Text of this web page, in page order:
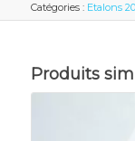
Catégories : Etalons
Produits